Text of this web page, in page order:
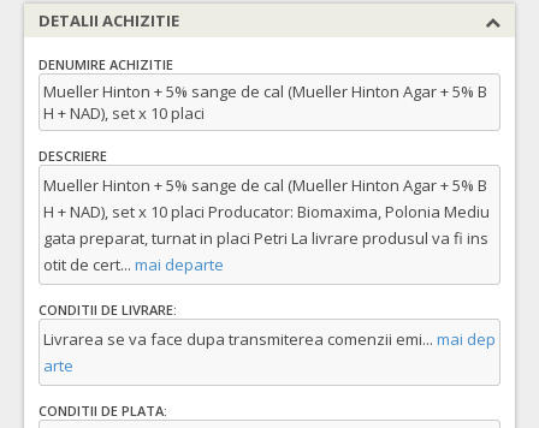
DETALII ACHIZITIE
DENUMIRE ACHIZITIE
Mueller Hinton + 5% sange de cal (Mueller Hinton Agar + 5% B
H + NAD), set x 10 placi
DESCRIERE
Mueller Hinton + 5% sange de cal (Mueller Hinton Agar + 5% B
H + NAD), set x 10 placi Producator: Biomaxima, Polonia Mediu
gata preparat, turnat in placi Petri La livrare produsul va fi ins
otit de cert... mai departe
CONDITII DE LIVRARE:
Livrarea se va face dupa transmiterea comenzii emi... mai dep
arte
CONDITII DE PLATA: